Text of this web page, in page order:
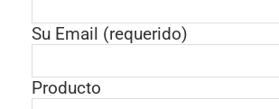
Su Email (requerido)
Producto